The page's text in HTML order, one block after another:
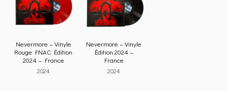
Nevermore – Vinyle
Rouge FNAC Édition
2024 – France
2024
Nevermore – Vinyle
Édition 2024 –
France
2024